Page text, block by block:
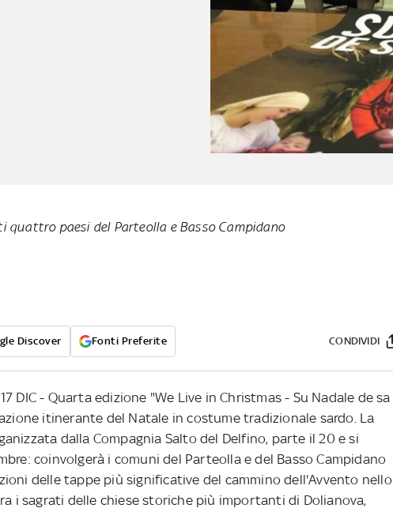
quattro paesi del Parteolla e Basso Campidano
Discover Fonti Preferite CONDIVIDI
17 DIC - Quarta edizione "We Live in Christmas - Su Nadale de sa
itinerante del Natale in costume tradizionale sardo. La
dalla Compagnia Salto del Delfino, parte il 20 e si
coinvolgerà i comuni del Parteolla e del Basso Campidano
delle tappe più significative del cammino dell'Avvento nello
i sagrati delle chiese storiche più importanti di Dolianova,